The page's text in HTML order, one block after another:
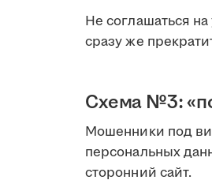
Не соглашаться
сразу же
Схема №3:
Мошенники под
персональных
сторонний сайт.